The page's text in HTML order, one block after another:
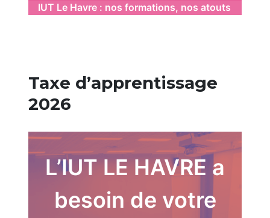
IUT Le Havre : nos formations, nos atouts
Taxe d’apprentissage
2026
L’IUT LE HAVRE a
besoin de votre